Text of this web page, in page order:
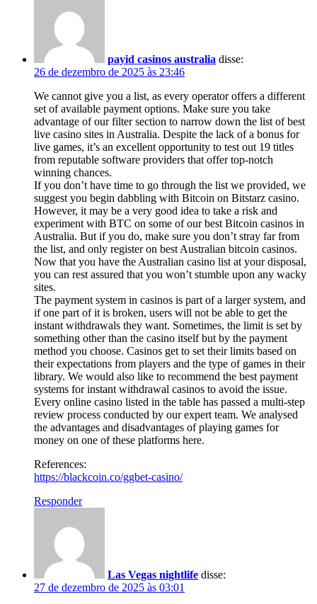
payid casinos australia disse:
26 de dezembro de 2025 às 23:46
We cannot give you a list, as every operator offers a different
set of available payment options. Make sure you take
advantage of our filter section to narrow down the list of best
live casino sites in Australia. Despite the lack of a bonus for
live games, it’s an excellent opportunity to test out 19 titles
from reputable software providers that offer top-notch
winning chances.
If you don’t have time to go through the list we provided, we
suggest you begin dabbling with Bitcoin on Bitstarz casino.
However, it may be a very good idea to take a risk and
experiment with BTC on some of our best Bitcoin casinos in
Australia. But if you do, make sure you don’t stray far from
the list, and only register on best Australian bitcoin casinos.
Now that you have the Australian casino list at your disposal,
you can rest assured that you won’t stumble upon any wacky
sites.
The payment system in casinos is part of a larger system, and
if one part of it is broken, users will not be able to get the
instant withdrawals they want. Sometimes, the limit is set by
something other than the casino itself but by the payment
method you choose. Casinos get to set their limits based on
their expectations from players and the type of games in their
library. We would also like to recommend the best payment
systems for instant withdrawal casinos to avoid the issue.
Every online casino listed in the table has passed a multi-step
review process conducted by our expert team. We analysed
the advantages and disadvantages of playing games for
money on one of these platforms here.
References:
https://blackcoin.co/ggbet-casino/
Responder
Las Vegas nightlife disse:
27 de dezembro de 2025 às 03:01